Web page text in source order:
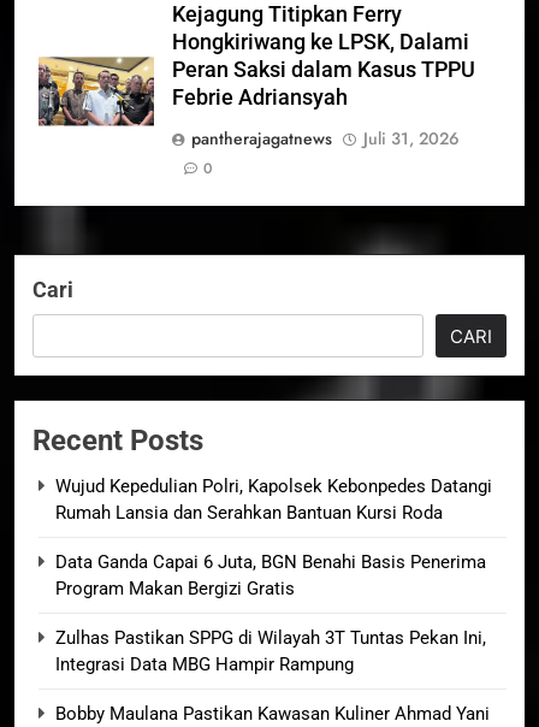
Kejagung Titipkan Ferry
Hongkiriwang ke LPSK, Dalami
Peran Saksi dalam Kasus TPPU
Febrie Adriansyah
pantherajagatnews
Juli 31, 2026
0
Cari
CARI
Recent Posts
Wujud Kepedulian Polri, Kapolsek Kebonpedes Datangi
Rumah Lansia dan Serahkan Bantuan Kursi Roda
Data Ganda Capai 6 Juta, BGN Benahi Basis Penerima
Program Makan Bergizi Gratis
Zulhas Pastikan SPPG di Wilayah 3T Tuntas Pekan Ini,
Integrasi Data MBG Hampir Rampung
Bobby Maulana Pastikan Kawasan Kuliner Ahmad Yani